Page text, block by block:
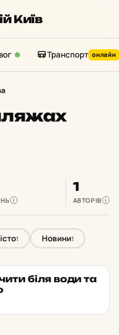
Київ
Транспорт онлайн
i
1
АВТОРІВ i
1 Новини1
★ ОБРАНЕ
біля води та